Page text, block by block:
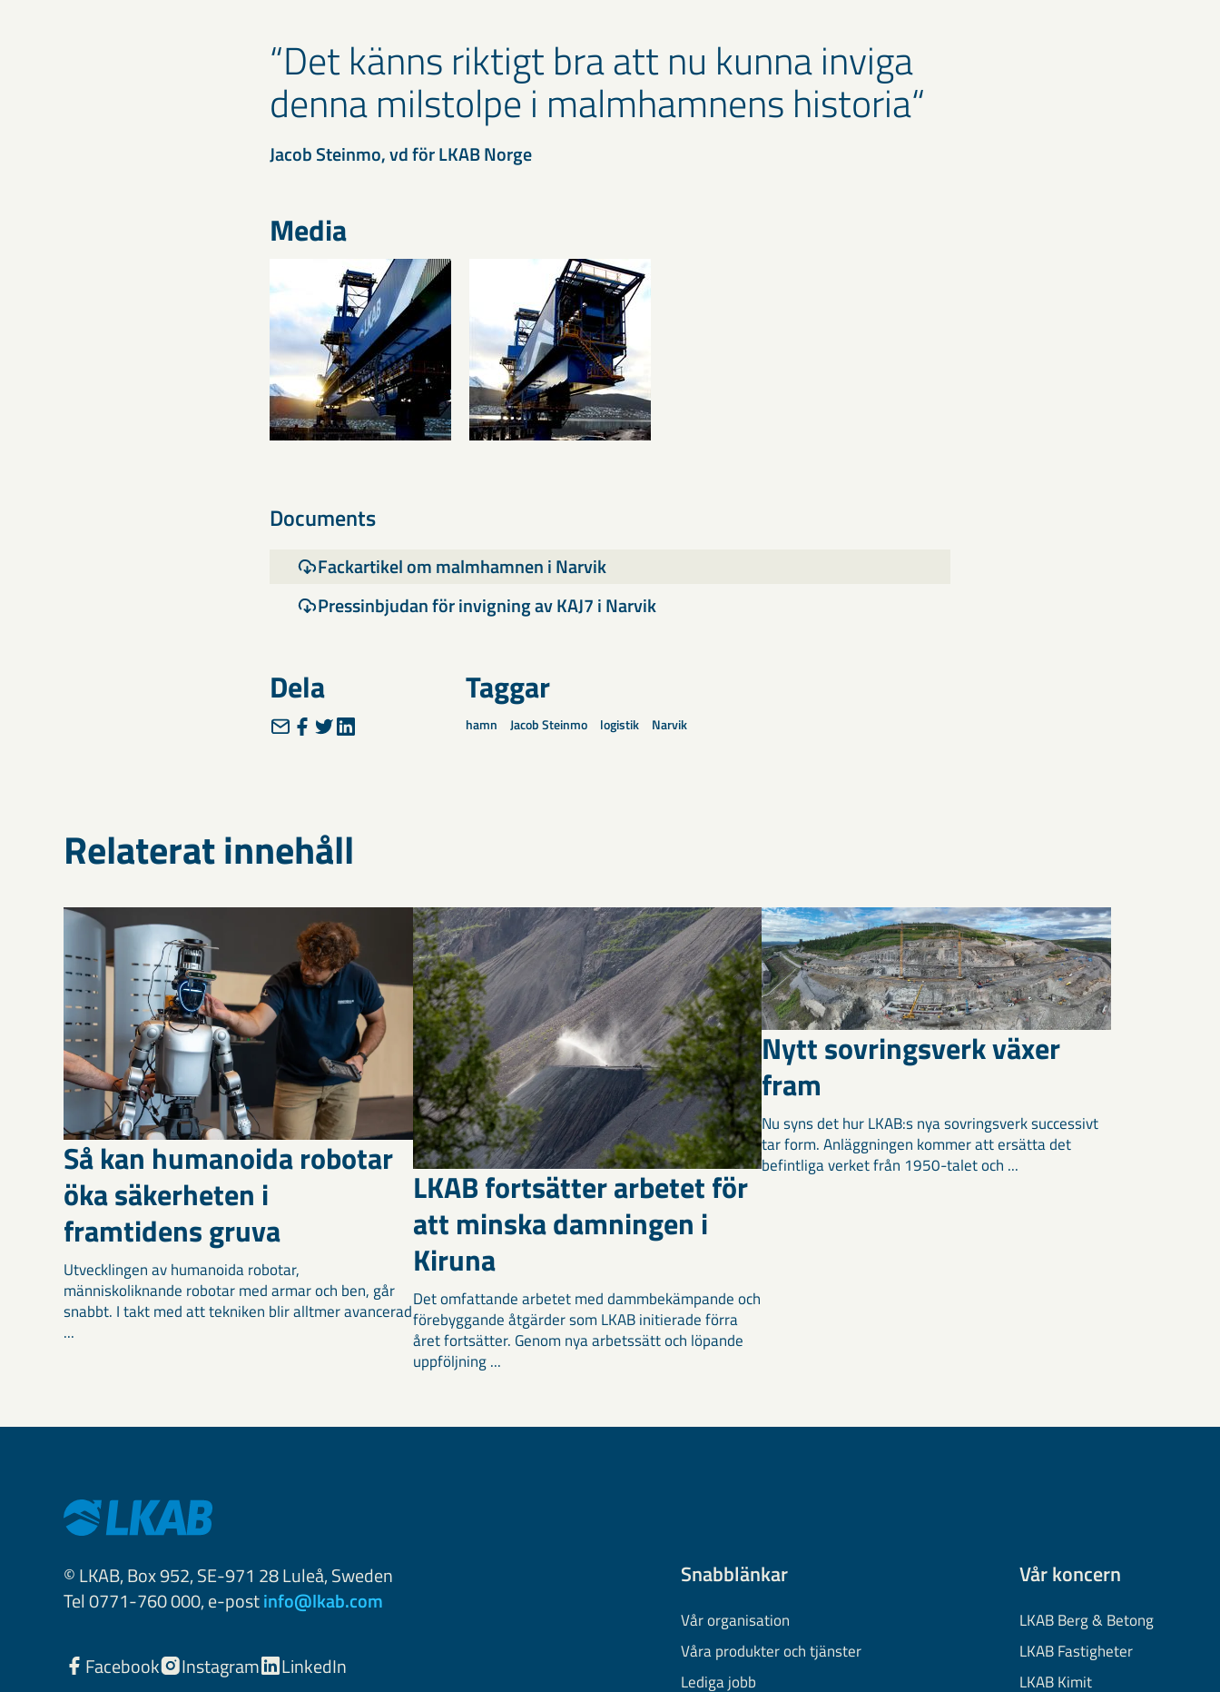
Det känns riktigt bra att nu kunna inviga
denna milstolpe i malmhamnens historia
Jacob Steinmo, vd för LKAB Norge
Media
Documents
Fackartikel om malmhamnen i Narvik
Pressinbjudan för invigning av KAJ7 i Narvik
Dela Taggar
hamn Jacob Steinmo logistik Narvik
Relaterat innehåll
Så kan humanoida robotar
öka säkerheten i
framtidens gruva
Utvecklingen av humanoida robotar,
människoliknande robotar med armar och ben, går
snabbt. I takt med att tekniken blir alltmer avancerad
...
LKAB fortsätter arbetet för
att minska damningen i
Kiruna
Det omfattande arbetet med dammbekämpande och
förebyggande åtgärder som LKAB initierade förra
året fortsätter. Genom nya arbetssätt och löpande
uppföljning ...
Nytt sovringsverk växer
fram
Nu syns det hur LKAB:s nya sovringsverk successivt
tar form. Anläggningen kommer att ersätta det
befintliga verket från 1950-talet och ...
© LKAB, Box 952, SE-971 28 Luleå, Sweden
Tel 0771-760 000, e-postinfo@lkab.com
Facebook Instagram LinkedIn
Snabblänkar
Vår organisation
Våra produkter och tjänster
Lediga jobb
Vår koncern
LKAB Berg & Betong
LKAB Fastigheter
LKAB Kimit